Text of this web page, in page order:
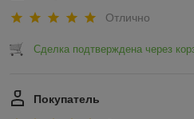
Отлично
Сделка подтверждена через
Покупатель